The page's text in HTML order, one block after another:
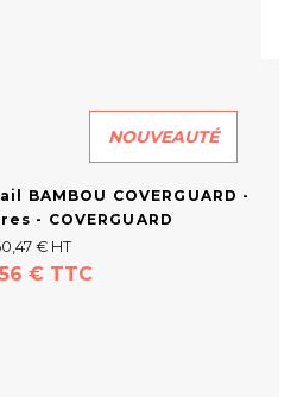
NOUVEAUTÉ
BAMBOU COVERGUARD -
- COVERGUARD
€ HT
€ TTC